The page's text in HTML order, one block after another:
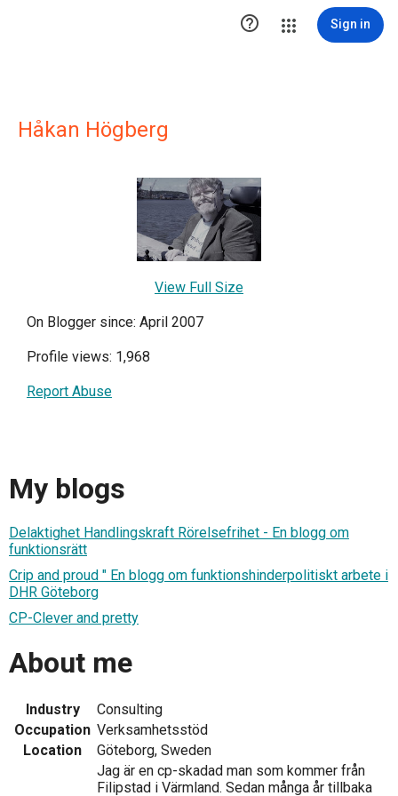
 Sign in
Håkan Högberg
View Full Size
On Blogger since: April 2007
Profile views: 1,968
Report Abuse
My blogs
Delaktighet Handlingskraft Rörelsefrihet - En blogg om
funktionsrätt
Crip and proud " En blogg om funktionshinderpolitiskt arbete i
DHR Göteborg
CP-Clever and pretty
About me
Industry
Consulting
Occupation Verksamhetsstöd
Location
Göteborg, Sweden
Jag är en cp-skadad man som kommer från
Filipstad i Värmland. Sedan många år tillbaka